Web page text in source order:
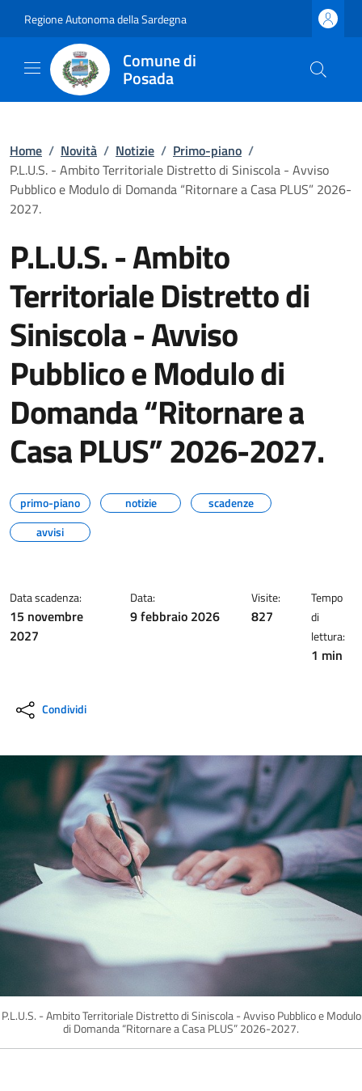
Regione Autonoma della Sardegna
Comune di
Posada
Home / Novità / Notizie / Primo-piano /
P.L.U.S. - Ambito Territoriale Distretto di Siniscola - Avviso
Pubblico e Modulo di Domanda “Ritornare a Casa PLUS” 2026-
2027.
P.L.U.S. - Ambito
Territoriale Distretto di
Siniscola - Avviso
Pubblico e Modulo di
Domanda “Ritornare a
Casa PLUS” 2026-2027.
primo-piano notizie
scadenze
avvisi
Data scadenza:
15 novembre
2027
Data:
9 febbraio 2026
Visite:
827
Tempo
di
lettura:
1 min
Condividi
P.L.U.S. - Ambito Territoriale Distretto di Siniscola - Avviso Pubblico e Modulo
di Domanda “Ritornare a Casa PLUS” 2026-2027.